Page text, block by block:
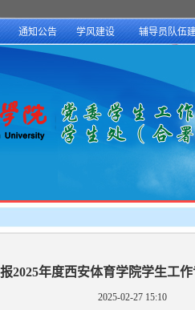
通知公告 学风建设 辅导员队伍
2025年度西安体育学院学生工
2025-02-27 15:10